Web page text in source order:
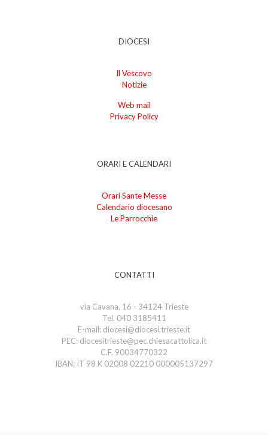
DIOCESI
Il Vescovo
Notizie
Web mail
Privacy Policy
ORARI E CALENDARI
Orari Sante Messe
Calendario diocesano
Le Parrocchie
CONTATTI
via Cavana, 16 - 34124 Trieste
Tel. 040 3185411
E-mail: diocesi@diocesi.trieste.it
PEC: diocesitrieste@pec.chiesacattolica.it
C.F. 90034770322
IBAN: IT 98 K 02008 02210 000005137297